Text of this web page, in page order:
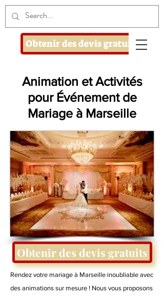
Obtenir des devis gratuits
Animation et Activités
pour Événement de
Mariage à Marseille
Obtenir des devis gratuits
Rendez votre mariage à Marseille inoubliable avec
des animations sur mesure ! Nous vous proposons